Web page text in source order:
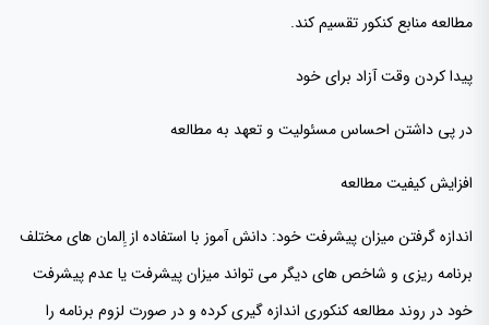
مطالعه منابع کنکور تقسیم کند.
پیدا کردن وقت آزاد برای خود
در پی داشتن احساس مسئولیت و تعهد به مطالعه
افزایش کیفیت مطالعه
اندازه گرفتن میزان پیشرفت خود: دانش آموز با استفاده از اِِلمان های مختلف
برنامه ریزی و شاخص های دیگر می تواند میزان پیشرفت یا عدم پیشرفت
خود در روند مطالعه کنکوری اندازه گیری کرده و در صورت لزوم برنامه را